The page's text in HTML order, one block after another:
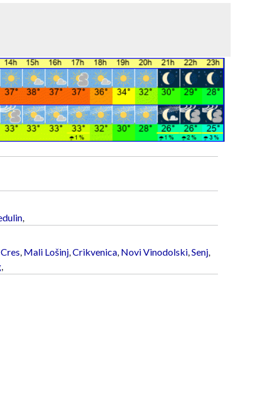
,
Cres Mali Lošinj, Crikvenica, Novi Vinodolski, Senj,
,